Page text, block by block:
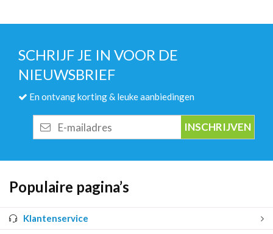
SCHRIJF JE IN VOOR DE
NIEUWSBRIEF
En ontvang korting & leuke aanbiedingen
mailadres
Populaire pagina’s
Klantenservice